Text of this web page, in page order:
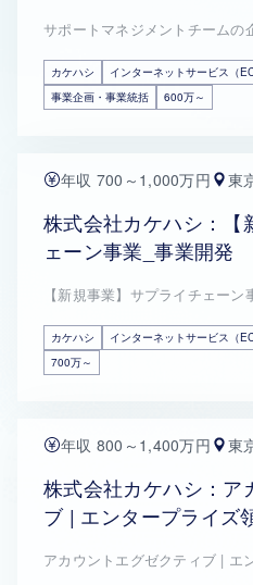
サポートマネジメントチームの
カケハシ
インターネットサービス（
事業企画・事業統括
600万～
年収 700～1,000万円 東
株式会社カケハシ：【
ェーン事業_事業開発
【新規事業】サプライチェーン
カケハシ インターネットサービス（
700万～
年収 800～1,400万円 東
株式会社カケハシ：ア
ブ | エンタープライズ
アカウントエグゼクティブ | エ